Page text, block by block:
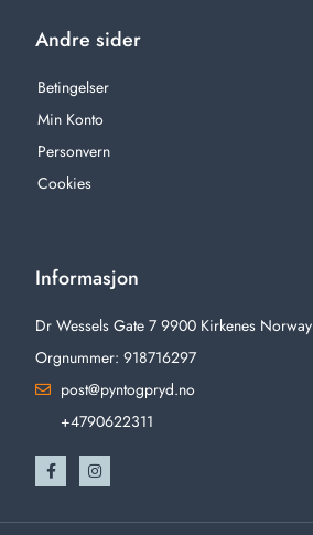
Andre sider
Betingelser
Min Konto
Personvern
Cookies
Informasjon
Dr Wessels Gate 7 9900 Kirkenes Norway
Orgnummer: 918716297
post@pyntogpryd.no
+4790622311